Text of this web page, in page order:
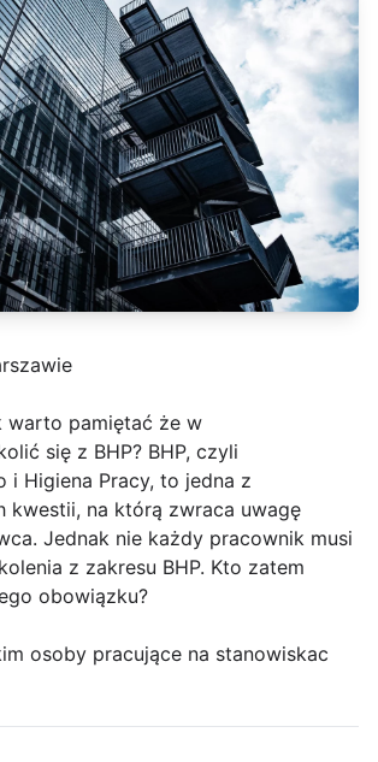
warto pamiętać że w
się z BHP? BHP, czyli
i Higiena Pracy, to jedna z
kwestii, na którą zwraca uwagę
Jednak nie każdy pracownik musi
z zakresu BHP. Kto zatem
obowiązku?
osoby pracujące na stanowiskac